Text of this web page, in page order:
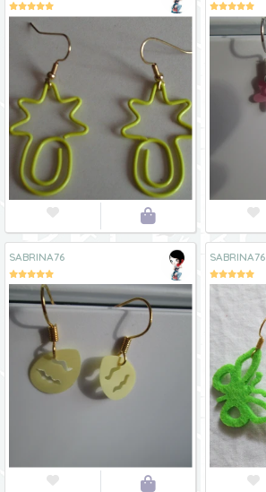
  
SABRINA76
 
SABRINA76
